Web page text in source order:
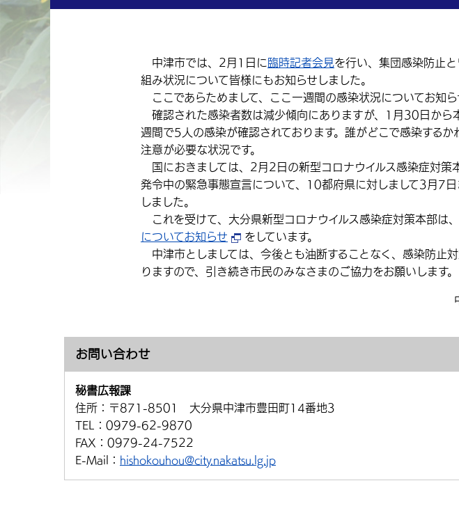
中津市では、2月1日に 臨時記者会見を行い、集団感染防止
組み状況について皆様にもお知らせしました。
ここであらためまして、ここ一週間の感染状況についてお知ら
確認された感染者数は減少傾向にありますが、1月30日から
週間で5人の感染が確認されております。誰がどこで感染するか
注意が必要な状況です。
国におきましては、2月2日の新型コロナウイルス感染症対策
発令中の緊急事態宣言について、10都府県に対しまして3月7
しました。
これを受けて、大分県新型コロナウイルス感染症対策本部は、
についてお知らせ
をしています。
中津市としましては、今後とも油断することなく、感染防止
りますので、引き続き市民のみなさまのご協力をお願いします。
お問い合わせ
秘書広報課
住所： 〒871-8501 大分県中津市豊田町14番地3
TEL： 0979-62-9870
FAX： 0979-24-7522
E-Mail： hishokouhou@city.nakatsu.lg.jp